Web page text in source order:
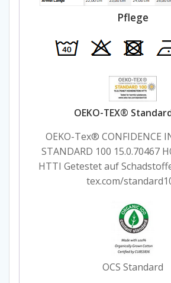
Pflege
OEKO-TEX®
OEKO-Tex® CONFIDENCE
STANDARD 100 15.0.70467
HTTI Getestet auf
tex.com/
OCS Standard